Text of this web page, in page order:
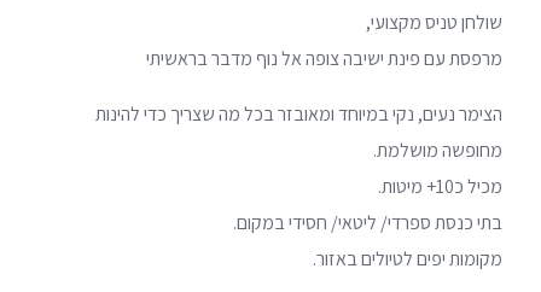
שולחן טניס מקצועי,
מרפסת עם פינת ישיבה צופה אל נוף מדבר בראשיתי
הצימר נעים, נקי במיוחד ומאובזר בכל מה שצריך כדי להינות
מחופשה מושלמת.
מכיל כ10+ מיטות.
בתי כנסת ספרדי/ ליטאי/ חסידי במקום.
מקומות יפים לטיולים באזור.